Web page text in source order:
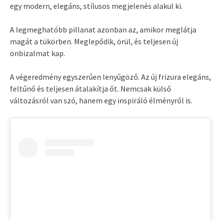
egy modern, elegáns, stílusos megjelenés alakul ki.
A legmeghatóbb pillanat azonban az, amikor meglátja
magát a tükörben. Meglepődik, örül, és teljesen új
önbizalmat kap.
A végeredmény egyszerűen lenyűgöző. Az új frizura elegáns,
feltűnő és teljesen átalakítja őt. Nemcsak külső
változásról van szó, hanem egy inspiráló élményről is.